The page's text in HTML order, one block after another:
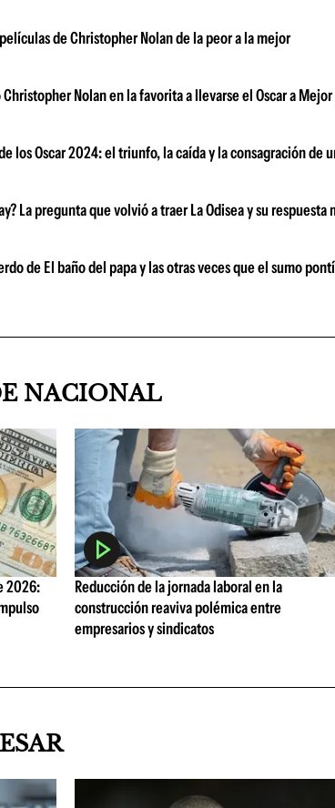
de Christopher Nolan de la peor a la mejor
Nolan en la favorita a llevarse el Oscar a
los Oscar 2024: el triunfo, la caída y la consagración de
La pregunta que volvió a traer La Odisea y su
de El baño del papa y las otras veces que el sumo
NACIONAL
2026:
Reducción de la jornada laboral en la
construcción reaviva polémica entre
empresarios y sindicatos